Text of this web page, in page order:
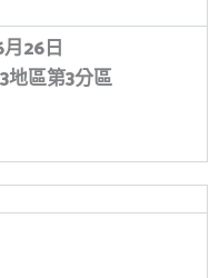
月26日
地區第3分區